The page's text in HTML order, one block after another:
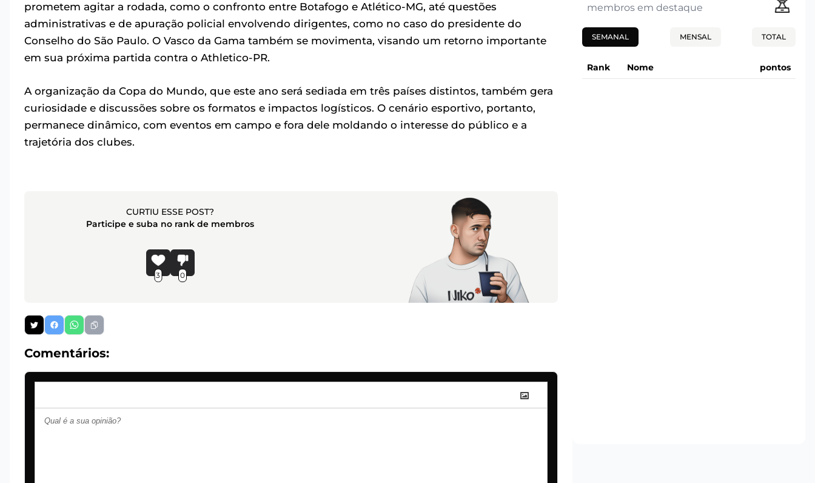
prometem agitar a rodada, como o confronto entre Botafogo e Atlético-MG, até questões
administrativas e de apuração policial envolvendo dirigentes, como no caso do presidente do
Conselho do São Paulo. O Vasco da Gama também se movimenta, visando um retorno importante
em sua próxima partida contra o Athletico-PR.
A organização da Copa do Mundo, que este ano será sediada em três países distintos, também gera
curiosidade e discussões sobre os formatos e impactos logísticos. O cenário esportivo, portanto,
permanece dinâmico, com eventos em campo e fora dele moldando o interesse do público e a
trajetória dos clubes.
CURTIU ESSE POST?
Participe e suba no rank de membros
3 0
Comentários:
membros em destaque
SEMANAL MENSAL TOTAL
Rank Nome pontos